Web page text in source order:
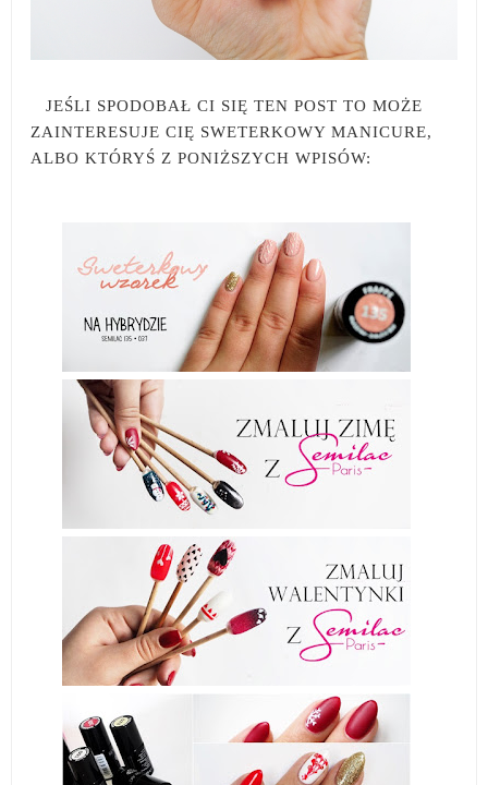
JEŚLI SPODOBAŁ CI SIĘ TEN POST TO MOŻE
ZAINTERESUJE CIĘ SWETERKOWY MANICURE,
ALBO KTÓRYŚ Z PONIŻSZYCH WPISÓW: